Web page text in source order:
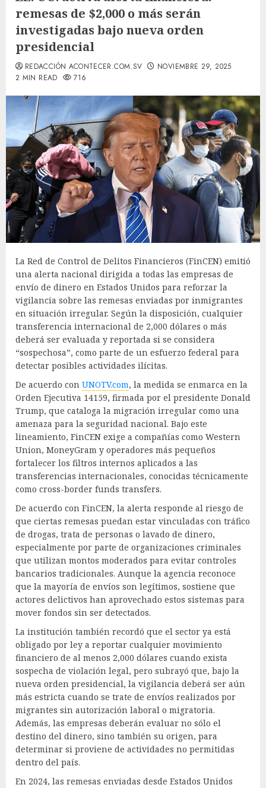
remesas de $2,000 o más serán
investigadas bajo nueva orden
presidencial
REDACCIÓN ACONTECER.COM.SV
NOVIEMBRE 29, 2025
2 MIN READ
716
La Red de Control de Delitos Financieros (FinCEN) emitió
una alerta nacional dirigida a todas las empresas de
envío de dinero en Estados Unidos para reforzar la
vigilancia sobre las remesas enviadas por inmigrantes
en situación irregular. Según la disposición, cualquier
transferencia internacional de 2,000 dólares o más
deberá ser evaluada y reportada si se considera
“sospechosa”, como parte de un esfuerzo federal para
detectar posibles actividades ilícitas.
De acuerdo con UNOTV.com, la medida se enmarca en la
Orden Ejecutiva 14159, firmada por el presidente Donald
Trump, que cataloga la migración irregular como una
amenaza para la seguridad nacional. Bajo este
lineamiento, FinCEN exige a compañías como Western
Union, MoneyGram y operadores más pequeños
fortalecer los filtros internos aplicados a las
transferencias internacionales, conocidas técnicamente
como cross-border funds transfers.
De acuerdo con FinCEN, la alerta responde al riesgo de
que ciertas remesas puedan estar vinculadas con tráfico
de drogas, trata de personas o lavado de dinero,
especialmente por parte de organizaciones criminales
que utilizan montos moderados para evitar controles
bancarios tradicionales. Aunque la agencia reconoce
que la mayoría de envíos son legítimos, sostiene que
actores delictivos han aprovechado estos sistemas para
mover fondos sin ser detectados.
La institución también recordó que el sector ya está
obligado por ley a reportar cualquier movimiento
financiero de al menos 2,000 dólares cuando exista
sospecha de violación legal, pero subrayó que, bajo la
nueva orden presidencial, la vigilancia deberá ser aún
más estricta cuando se trate de envíos realizados por
migrantes sin autorización laboral o migratoria.
Además, las empresas deberán evaluar no sólo el
destino del dinero, sino también su origen, para
determinar si proviene de actividades no permitidas
dentro del país.
En 2024, las remesas enviadas desde Estados Unidos